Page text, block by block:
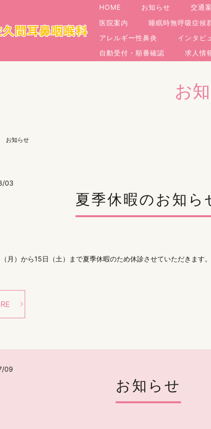
HOME お知らせ 交通
医院案内
睡眠時無呼吸症候
アレルギー性鼻炎
インタビ
自動受付・順番確認
求人情
お
お知らせ
03
夏季休暇のお知ら
月）から15日（土）まで夏季休暇のため休診させていただきます
09
お知らせ